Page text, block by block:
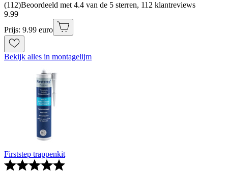
(112)Beoordeeld met 4.4 van de 5 sterren, 112 klantreviews
9.99
Prijs: 9.99 euro
Bekijk alles in montagelijm
Firststep trappenkit